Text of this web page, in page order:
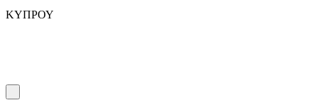
ΚΥΠΡΟΥ